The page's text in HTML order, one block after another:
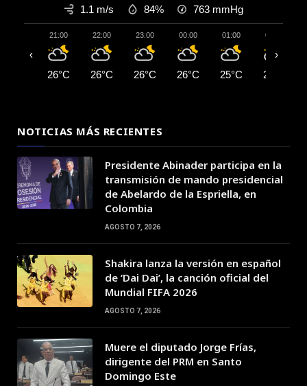
1.1 m/s 84% 763 mmHg
21:00
26°C
22:00
26°C
23:00
26°C
00:00
26°C
01:00
25°C
02:00
25°C
‹ ›
NOTICIAS MÁS RECIENTES
Presidente Abinader participa en la
transmisión de mando presidencial
de Abelardo de la Espriella, en
Colombia
AGOSTO 7, 2026
Shakira lanza la versión en español
de ‘Dai Dai’, la canción oficial del
Mundial FIFA 2026
AGOSTO 7, 2026
Muere el diputado Jorge Frías,
dirigente del PRM en Santo
Domingo Este